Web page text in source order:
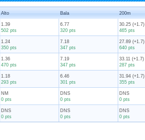
Alto Bala 200m
1.39
502 pts
6.77
320 pts
30.25 (+1.7)
465 pts
1.24
350 pts
7.18
347 pts
27.89 (+1.7)
640 pts
1.36
470 pts
7.19
347 pts
33.11 (+1.7)
287 pts
1.18
293 pts
6.46
301 pts
31.94 (+1.7)
355 pts
NM
0 pts
DNS
0 pts
DNS
0 pts
DNS
0 pts
DNS
0 pts
DNS
0 pts